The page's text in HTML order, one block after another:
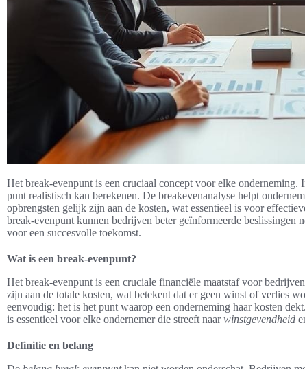
Het break-evenpunt is een cruciaal concept voor elke
punt realistisch kan berekenen. De breakevenanalyse helpt
opbrengsten gelijk zijn aan de kosten, wat essentieel is voor
break-evenpunt kunnen bedrijven beter geïnformeerde beslissingen
voor een succesvolle toekomst.
Wat is een break-evenpunt?
Het break-evenpunt is een cruciale financiële maatstaf voor
zijn aan de totale kosten, wat betekent dat er geen winst of verlies
eenvoudig: het is het punt waarop een onderneming haar kosten
is essentieel voor elke ondernemer die streeft naarwinstgevendheid
Definitie en belang